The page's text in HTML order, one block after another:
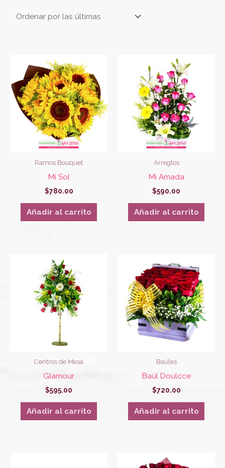
Ramos Bouquet
Mi Sol
$780.00
Añadir al carrito
Arreglos
Mi Amada
$590.00
Añadir al carrito
Centros de Mesa
Glamour
$595.00
Añadir al carrito
Baúles
Baúl Doulcce
$720.00
Añadir al carrito